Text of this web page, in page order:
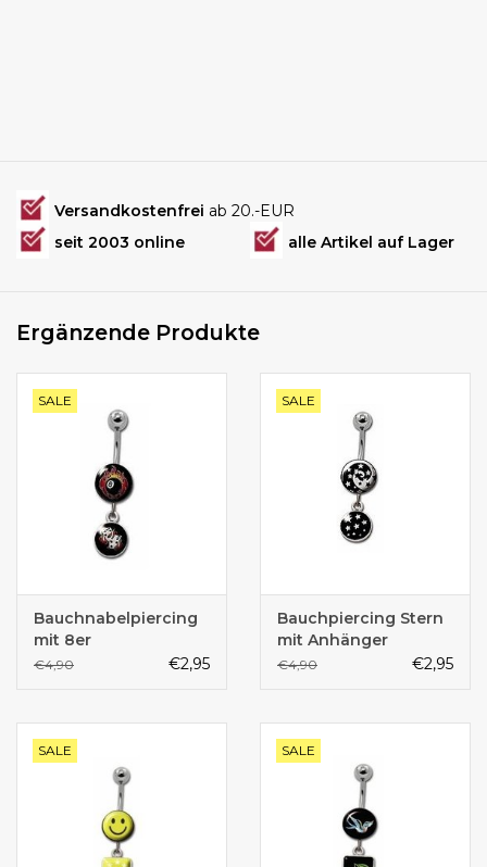
Versandkostenfrei ab 20.-EUR
seit 2003 online
alle Artikel auf Lager
Ergänzende Produkte
SALE
Bauchnabelpiercing
mit 8er
€4,90 €2,95
SALE
Bauchpiercing Stern
mit Anhänger
€4,90 €2,95
SALE SALE